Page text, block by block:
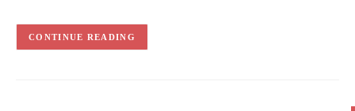
CONTINUE READING